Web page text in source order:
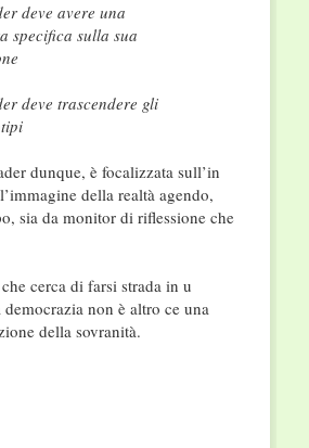
deve avere una
specifica sulla sua
deve trascendere gli
dunque, è focalizzata sull’in
della realtà agendo,
sia da monitor di riflessione che
cerca di farsi strada in u
non è altro ce una
della sovranità.